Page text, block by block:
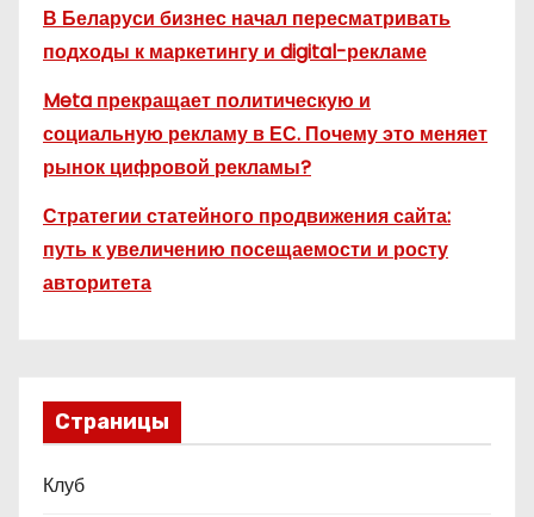
В Беларуси бизнес начал пересматривать
подходы к маркетингу и digital-рекламе
Meta прекращает политическую и
социальную рекламу в ЕС. Почему это меняет
рынок цифровой рекламы?
Стратегии статейного продвижения сайта:
путь к увеличению посещаемости и росту
авторитета
Страницы
Клуб